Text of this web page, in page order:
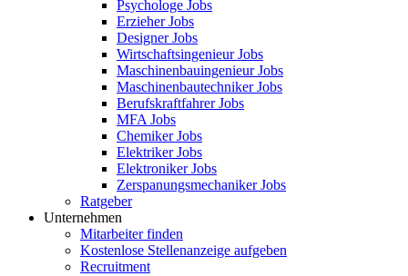
Psychologe Jobs
Erzieher Jobs
Designer Jobs
Wirtschaftsingenieur Jobs
Maschinenbauingenieur Jobs
Maschinenbautechniker Jobs
Berufskraftfahrer Jobs
MFA Jobs
Chemiker Jobs
Elektriker Jobs
Elektroniker Jobs
Zerspanungsmechaniker Jobs
Ratgeber
Unternehmen
Mitarbeiter finden
Kostenlose Stellenanzeige aufgeben
Recruitment